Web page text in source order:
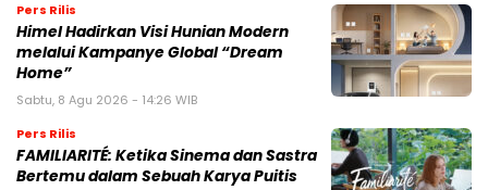
Pers Rilis
Himel Hadirkan Visi Hunian Modern
melalui Kampanye Global “Dream
Home”
Sabtu, 8 Agu 2026 - 14:26 WIB
Pers Rilis
FAMILIARITÉ: Ketika Sinema dan Sastra
Bertemu dalam Sebuah Karya Puitis